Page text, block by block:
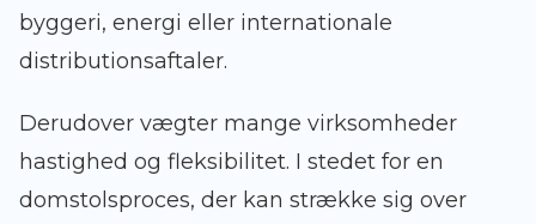
byggeri, energi eller internationale
distributionsaftaler.
Derudover vægter mange virksomheder
hastighed og fleksibilitet. I stedet for en
domstolsproces, der kan strække sig over